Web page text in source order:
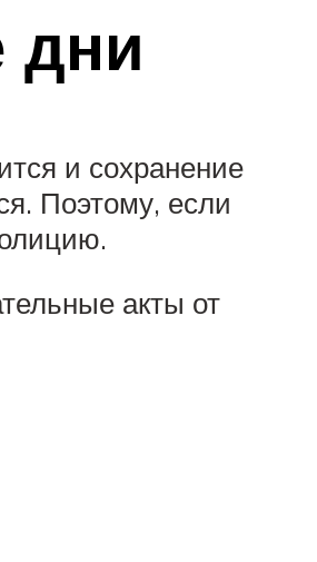
дни
и сохранение
Поэтому, если
акты от